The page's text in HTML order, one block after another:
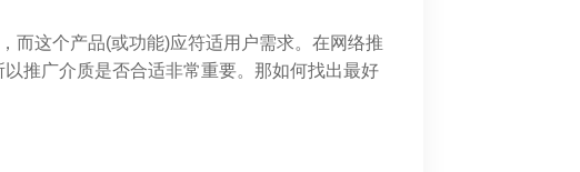
而这个产品(或功能)应符适用户需求。在网络推
推广介质是否合适非常重要。那如何找出最好